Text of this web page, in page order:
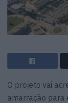
O projeto vai
amarração para